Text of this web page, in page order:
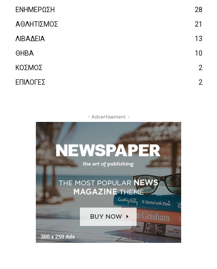
ΕΝΗΜΕΡΩΣΗ
28
ΑΘΛΗΤΙΣΜΟΣ
21
ΛΙΒΑΔΕΙΑ
13
ΘΗΒΑ
10
ΚΟΣΜΟΣ
2
ΕΠΙΛΟΓΕΣ
2
- Advertisement -